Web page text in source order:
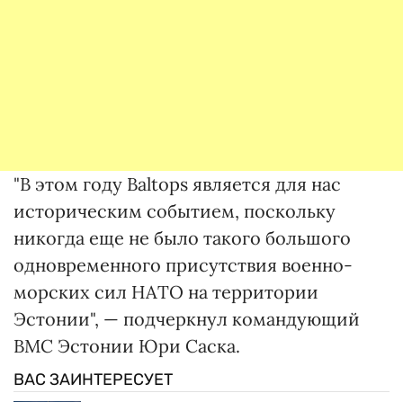
"В этом году Baltops является для нас
историческим событием, поскольку
никогда еще не было такого большого
одновременного присутствия военно-
морских сил НАТО на территории
Эстонии", — подчеркнул командующий
ВМС Эстонии Юри Саска.
ВАС ЗАИНТЕРЕСУЕТ